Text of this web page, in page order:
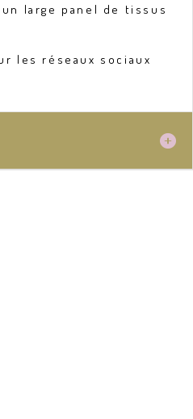
large panel de tissus
les réseaux sociaux